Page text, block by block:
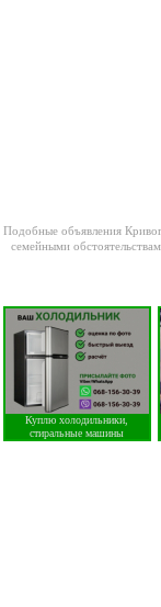
Подобные объявления
семейными
Куплю холодильники,
стиральные машины